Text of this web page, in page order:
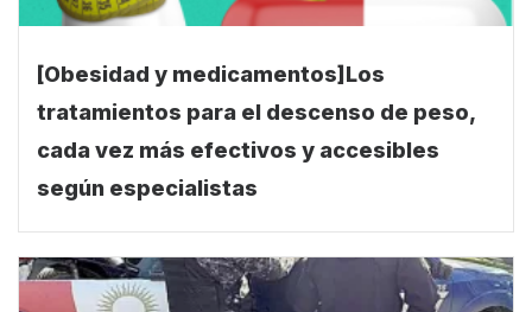
[Obesidad y medicamentos]Los
tratamientos para el descenso de peso,
cada vez más efectivos y accesibles
según especialistas